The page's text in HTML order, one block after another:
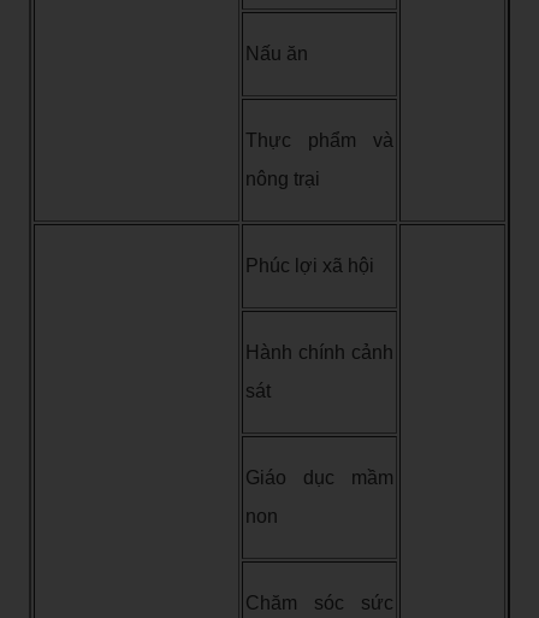
Nấu ăn
Thực phẩm và
nông trại
Phúc lợi xã hội
Hành chính cảnh
sát
Giáo dục mầm
non
Chăm sóc sức